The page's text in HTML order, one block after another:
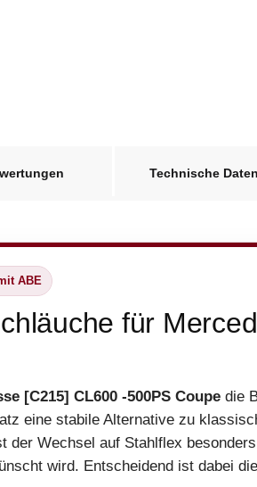
Technische Daten
ABE
für
[C215] CL600 -500PS Coupe die
eine stabile Alternative zu
der Wechsel auf Stahlflex
wird. Entscheidend ist dabei